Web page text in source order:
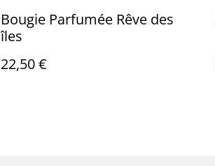
Bougie Parfumée Rêve des
îles
22,50 €